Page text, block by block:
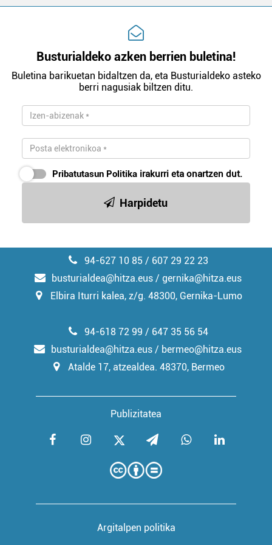
Busturialdeko azken berrien buletina!
Buletina barikuetan bidaltzen da, eta Busturialdeko asteko
berri nagusiak biltzen ditu.
Pribatutasun Politika irakurri eta onartzen dut.
Harpidetu
94-627 10 85 / 607 29 22 23
busturialdea@hitza.eus / gernika@hitza.eus
Elbira Iturri kalea, z/g. 48300, Gernika-Lumo
Publizitatea
94-618 72 99 / 647 35 56 54
busturialdea@hitza.eus / bermeo@hitza.eus
Atalde 17, atzealdea. 48370, Bermeo
Argitalpen politika